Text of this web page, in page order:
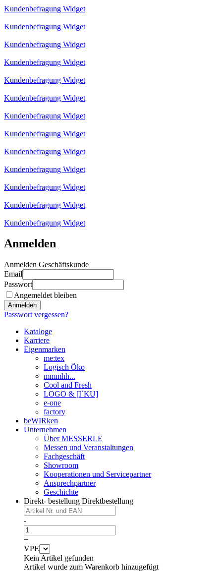
Kundenbefragung Widget
Kundenbefragung Widget
Kundenbefragung Widget
Kundenbefragung Widget
Kundenbefragung Widget
Kundenbefragung Widget
Kundenbefragung Widget
Kundenbefragung Widget
Kundenbefragung Widget
Kundenbefragung Widget
Kundenbefragung Widget
Kundenbefragung Widget
Kundenbefragung Widget
Anmelden
Anmelden Geschäftskunde
Email
Passwort
Angemeldet bleiben
Anmelden
Passwort vergessen?
Kataloge
Karriere
Eigenmarken
me:tex
Logisch Öko
mmmhh...
Cool and Fresh
LOGO & [I´KU]
e-one
factory
beWIRken
Unternehmen
Über MESSERLE
Messen und Veranstaltungen
Fachgeschäft
Showroom
Kooperationen und Servicepartner
Ansprechpartner
Geschichte
Direkt- bestellung Direktbestellung
-
+
VPE
Kein Artikel gefunden
Artikel wurde zum Warenkorb hinzugefügt